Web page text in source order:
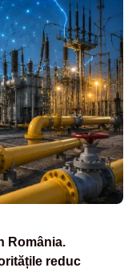
România.
reduc